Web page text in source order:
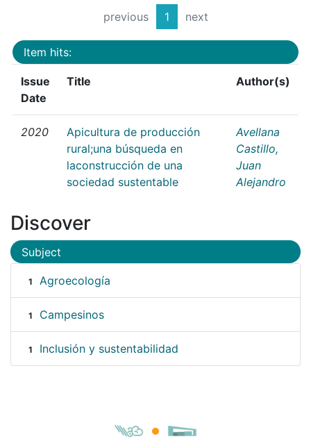
previous 1 next
Item hits:
Issue
Date
Title Author(s)
2020
Apicultura de producción
rural;una búsqueda en
laconstrucción de una
sociedad sustentable
Avellana
Castillo,
Juan
Alejandro
Discover
Subject
1 Agroecología
1 Campesinos
1 Inclusión y sustentabilidad